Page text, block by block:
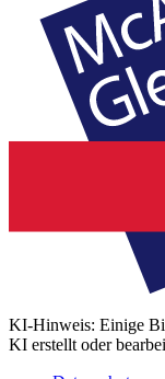
KI-Hinweis: Einige
KI erstellt oder